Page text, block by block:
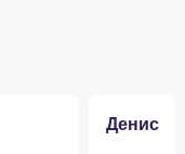
Денис